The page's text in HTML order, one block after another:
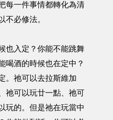
每一件事情都轉化為清
不必修法。
入定？你能不能跳舞
喝酒的時候也在定中？
。祂可以去拉斯維加
祂可以玩廿一點、祂可
玩的。但是祂在玩當中